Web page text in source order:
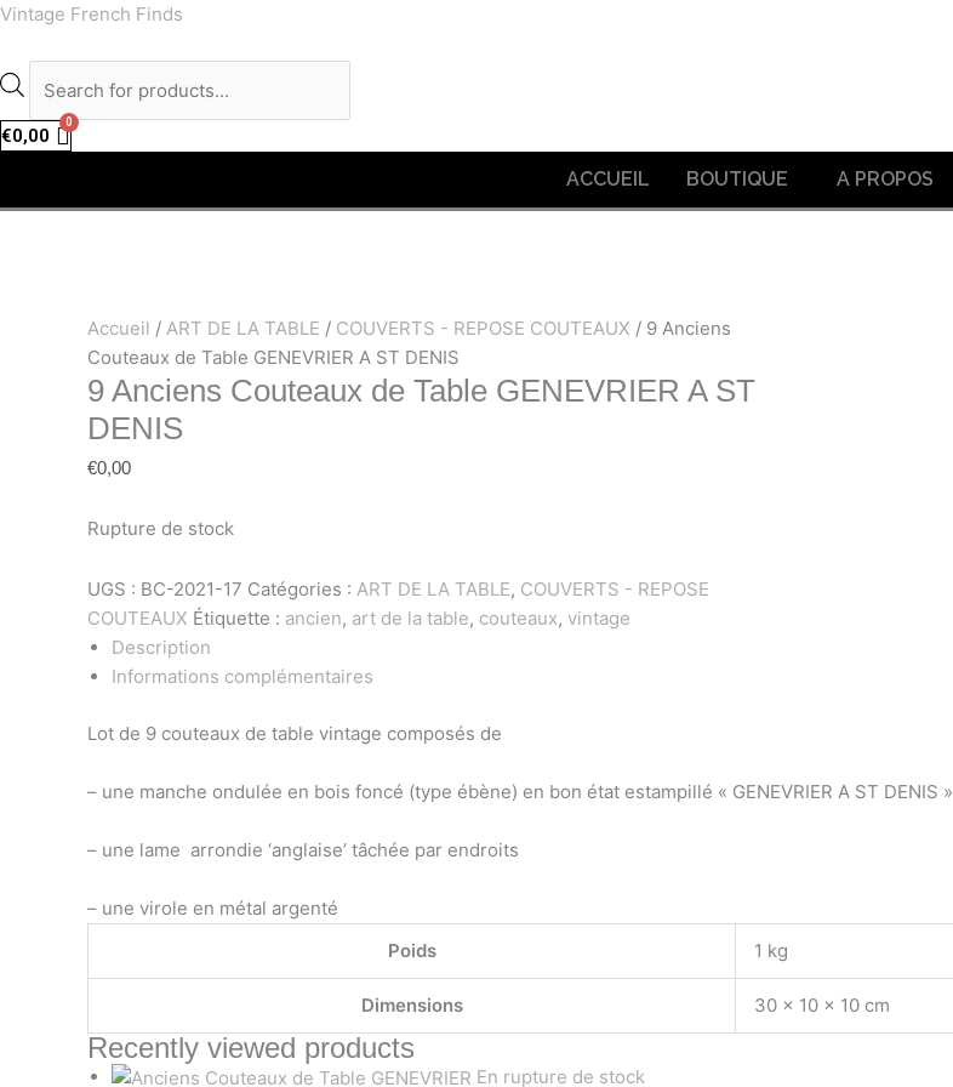
Aller
contenu
Vintage French Finds
Recherche
€0,00
ACCUEIL BOUTIQUE A PROPOS
Accueil / ART DE LA TABLE / COUVERTS - REPOSE COUTEAUX / 9 Anciens
Couteaux de Table GENEVRIER A ST DENIS
9 Anciens Couteaux de Table GENEVRIER A ST
DENIS
€0,00
Rupture de stock
UGS : BC-2021-17 Catégories : ART DE LA TABLE, COUVERTS - REPOSE
COUTEAUX Étiquette : ancien, art de la table, couteaux, vintage
Description
Informations complémentaires
Lot de 9 couteaux de table vintage composés de
– une manche ondulée en bois foncé (type ébène) en bon état estampillé « GENEVRIER A ST DENIS »
– une lame arrondie ‘anglaise’ tâchée par endroits
– une virole en métal argenté
Poids
1 kg
Dimensions 30 × 10 × 10 cm
Recently viewed products
En rupture de stock
facebook
instagram